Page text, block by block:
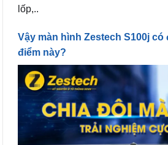
lốp,..
Vậy màn hình Zestech S100j có
điểm này?